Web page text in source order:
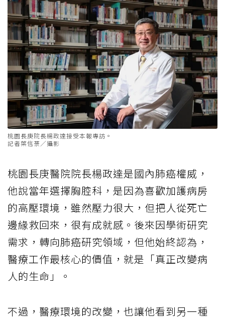
桃園長庚院長楊政達接受本報專訪。
記者葉信菉／攝影
桃園長庚醫院院長楊政達是國內肺癌權威，
他說當年選擇胸腔科，是因為喜歡加護病房
的高壓環境，雖然壓力很大，但把人從死亡
邊緣救回來，很有成就感。後來因學術研究
需求，轉向肺癌研究領域，但他始終認為，
醫療工作最核心的價值，就是「真正改變病
人的生命」。
不過，醫療環境的改變，也讓他看到另一種